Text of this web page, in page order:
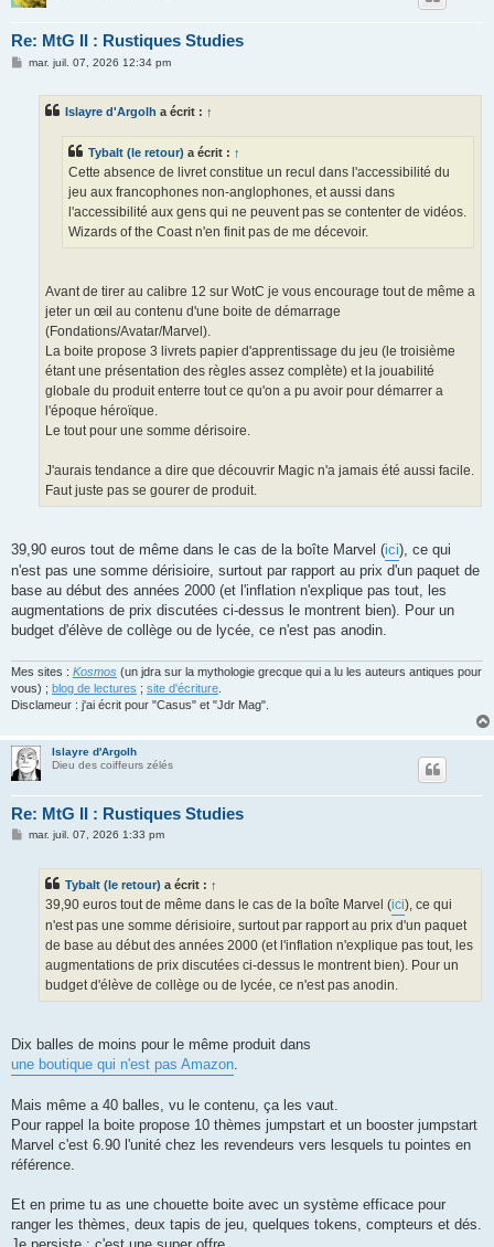
Re: MtG II : Rustiques Studies
Mmar. juil. 07, 2026 12:34 pm
Islayre d'Argolh a écrit : ↑
Tybalt (le retour) a écrit : ↑
Cette absence de livret constitue un recul dans l'accessibilité du
jeu aux francophones non-anglophones, et aussi dans
l'accessibilité aux gens qui ne peuvent pas se contenter de vidéos.
Wizards of the Coast n'en finit pas de me décevoir.
Avant de tirer au calibre 12 sur WotC je vous encourage tout de même a
jeter un œil au contenu d'une boite de démarrage
(Fondations/Avatar/Marvel).
La boite propose 3 livrets papier d'apprentissage du jeu (le troisième
étant une présentation des règles assez complète) et la jouabilité
globale du produit enterre tout ce qu'on a pu avoir pour démarrer a
l'époque héroïque.
Le tout pour une somme dérisoire.
J'aurais tendance a dire que découvrir Magic n'a jamais été aussi facile.
Faut juste pas se gourer de produit.
39,90 euros tout de même dans le cas de la boîte Marvel (ici), ce qui
n'est pas une somme dérisioire, surtout par rapport au prix d'un paquet de
base au début des années 2000 (et l'inflation n'explique pas tout, les
augmentations de prix discutées ci-dessus le montrent bien). Pour un
budget d'élève de collège ou de lycée, ce n'est pas anodin.
Mes sites : Kosmos (un jdra sur la mythologie grecque qui a lu les auteurs antiques pour
vous) ; blog de lectures ; site d'écriture
Disclameur : j'ai écrit pour "Casus" et "Jdr Mag".
Islayre d'Argolh
Dieu des coiffeurs zélés
Re: MtG II : Rustiques Studies
Mmar. juil. 07, 2026 1:33 pm
Tybalt (le retour) a écrit : ↑
39,90 euros tout de même dans le cas de la boîte Marvel (ici), ce qui
n'est pas une somme dérisioire, surtout par rapport au prix d'un paquet
de base au début des années 2000 (et l'inflation n'explique pas tout, les
augmentations de prix discutées ci-dessus le montrent bien). Pour un
budget d'élève de collège ou de lycée, ce n'est pas anodin.
Dix balles de moins pour le même produit dans
une boutique qui n'est pas Amazon.
Mais même a 40 balles, vu le contenu, ça les vaut.
Pour rappel la boite propose 10 thèmes jumpstart et un booster jumpstart
Marvel c'est 6.90 l'unité chez les revendeurs vers lesquels tu pointes en
référence.
Et en prime tu as une chouette boite avec un système efficace pour
ranger les thèmes, deux tapis de jeu, quelques tokens, compteurs et dés.